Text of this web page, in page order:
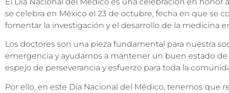
se celebra en México el 23 de octubre, fecha en que se
fomentar la investigación y el desarrollo de la medicina
Los doctores son una pieza fundamental para nuestra
emergencia y ayudarnos a mantener un buen estado
espejo de perseverancia y esfuerzo para toda la
Por ello, en este Día Nacional del Médico, tenemos que